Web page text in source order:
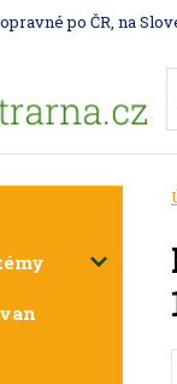
po ČR, na